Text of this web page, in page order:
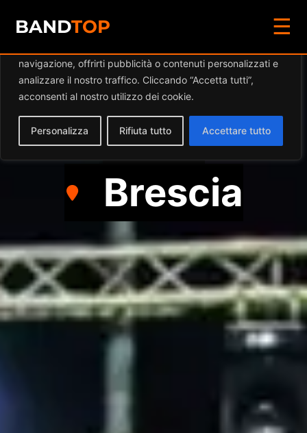
Diamo valore alla tua privacy
navigazione, offrirti pubblicità o contenuti personalizzati e
analizzare il nostro traffico. Cliccando “Accetta tutti”,
acconsenti al nostro utilizzo dei cookie.
Personalizza Rifiuta tutto Accettare tutto
BANDTOP ☰
OLD’N’BOYS
Rock
Brescia